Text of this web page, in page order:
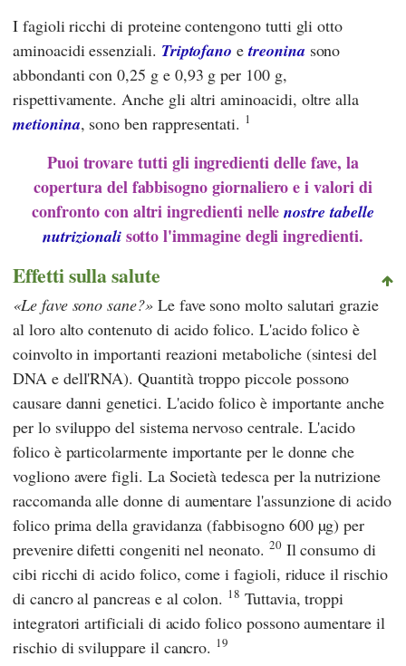
I fagioli ricchi di proteine contengono tutti gli otto
aminoacidi essenziali. Triptofano etreonina sono
abbondanti con 0,25 g e 0,93 g per 100 g,
rispettivamente. Anche gli altri aminoacidi, oltre alla
metionina, sono ben rappresentati. 1
Puoi trovare tutti gli ingredienti delle fave, la
copertura del fabbisogno giornaliero e i valori di
confronto con altri ingredienti nellenostre tabelle
nutrizionalisotto l'immagine degli ingredienti.
Effetti sulla salute
Le fave sono sane? Le fave sono molto salutari grazie
al loro alto contenuto di acido folico. L'acido folico è
coinvolto in importanti reazioni metaboliche (sintesi del
DNA e dell'RNA). Quantità troppo piccole possono
causare danni genetici. L'acido folico è importante anche
per lo sviluppo del sistema nervoso centrale. L'acido
folico è particolarmente importante per le donne che
vogliono avere figli. La Società tedesca per la nutrizione
raccomanda alle donne di aumentare l'assunzione di acido
folico prima della gravidanza (fabbisogno 600 µg) per
prevenire difetti congeniti nel neonato. 20Il consumo di
cibi ricchi di acido folico, come i fagioli, riduce il rischio
di cancro al pancreas e al colon. 18 Tuttavia, troppi
integratori artificiali di acido folico possono aumentare il
rischio di sviluppare il cancro. 19